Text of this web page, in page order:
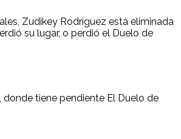
Zudikey Rodríguez está eliminada
su lugar, o perdió el Duelo de
tiene pendiente El Duelo de